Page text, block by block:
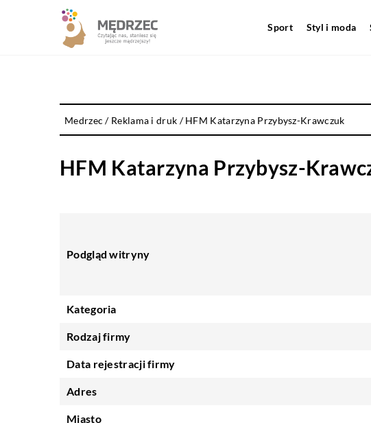
Sport Styl i moda
Medrzec / Reklama i druk /HFM Katarzyna Przybysz-Krawczuk
HFM Katarzyna Przybysz-
Podgląd witryny
Kategoria
Rodzaj firmy
Data rejestracji firmy
Adres
Miasto